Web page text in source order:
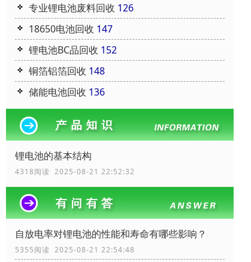
专业锂电池废料回收 126
18650电池回收 147
锂电池BC品回收 152
铜箔铝箔回收 148
储能电池回收 136
锂电池的基本结构
4318阅读 2025-08-21 22:52:32
自放电率对锂电池的性能和寿命有哪些影响？
5355阅读 2025-08-21 22:54:48